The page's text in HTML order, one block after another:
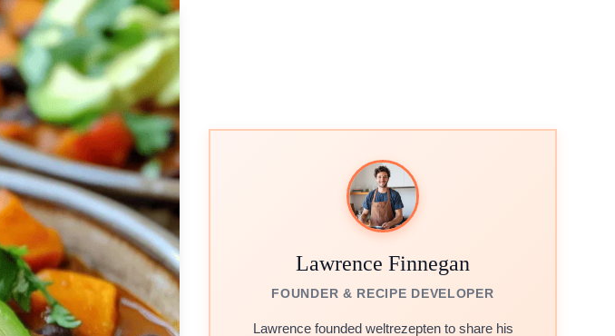
Lawrence Finnegan
FOUNDER & RECIPE DEVELOPER
Lawrence founded weltrezepten to share his